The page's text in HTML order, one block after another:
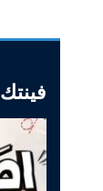
فينتك